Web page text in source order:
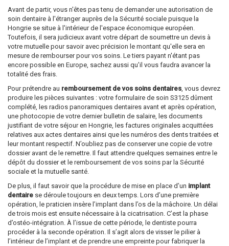
Avant de partir, vous n'êtes pas tenu de demander une autorisation de
soin dentaire à l'étranger auprès de la Sécurité sociale puisque la
Hongrie se situe à l'intérieur de l'espace économique européen.
Toutefois, il sera judicieux avant votre départ de soumettre un devis à
votre mutuelle pour savoir avec précision le montant qu'elle sera en
mesure de rembourser pour vos soins. Le tiers payant n'étant pas
encore possible en Europe, sachez aussi qu'il vous faudra avancer la
totalité des frais.
Pour prétendre au remboursement de vos soins dentaires, vous devrez
produire les pièces suivantes : votre formulaire de soin S3125 dûment
complété, les radios panoramiques dentaires avant et après opération,
une photocopie de votre dernier bulletin de salaire, les documents
justifiant de votre séjour en Hongrie, les factures originales acquittées
relatives aux actes dentaires ainsi que les numéros des dents traitées et
leur montant respectif. N’oubliez pas de conserver une copie de votre
dossier avant de le remettre. Il faut attendre quelques semaines entre le
dépôt du dossier et le remboursement de vos soins par la Sécurité
sociale et la mutuelle santé.
De plus, il faut savoir que la procédure de mise en place d’un implant
dentaire se déroule toujours en deux temps. Lors d’une première
opération, le praticien insère l’implant dans l’os de la mâchoire. Un délai
de trois mois est ensuite nécessaire à la cicatrisation. C’est la phase
d’ostéo-intégration. À l’issue de cette période, le dentiste pourra
procéder à la seconde opération. Il s’agit alors de visser le pilier à
l’intérieur de l’implant et de prendre une empreinte pour fabriquer la